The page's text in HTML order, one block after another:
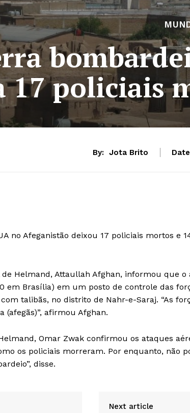
17 policiais
By: Jota Brito
no Afeganistão deixou 17 policiais mortos e
de Helmand, Attaullah Afghan, informou que
em Brasília) em um posto de controle das
talibãs, no distrito de Nahr-e-Saraj. “As
(afegãs)”, afirmou Afghan.
Omar Zwak confirmou os ataques
os policiais morreram. Por enquanto, não
disse.
Next article